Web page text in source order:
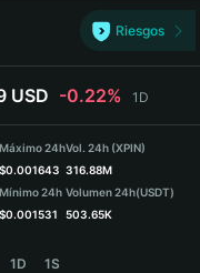
Riesgos
USD -0.22% 1D
Máximo 24h
$0.001643
Mínimo 24h
$0.001531
Vol. 24h (XPIN)
316.88M
Volumen 24h(USDT)
503.65K
1D 1S